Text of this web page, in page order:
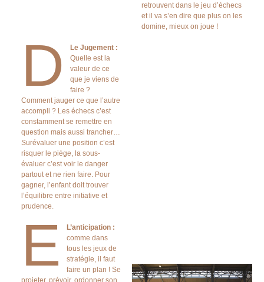
retrouvent dans le jeu d’échecs
et il va s’en dire que plus on les
domine, mieux on joue !
D
Le Jugement :
Quelle est la
valeur de ce
que je viens de
faire ?
Comment jauger ce que l’autre
accompli ? Les échecs c’est
constamment se remettre en
question mais aussi trancher…
Surévaluer une position c’est
risquer le piège, la sous-
évaluer c’est voir le danger
partout et ne rien faire. Pour
gagner, l’enfant doit trouver
l’équilibre entre initiative et
prudence.
E
L’anticipation :
comme dans
tous les jeux de
stratégie, il faut
faire un plan ! Se